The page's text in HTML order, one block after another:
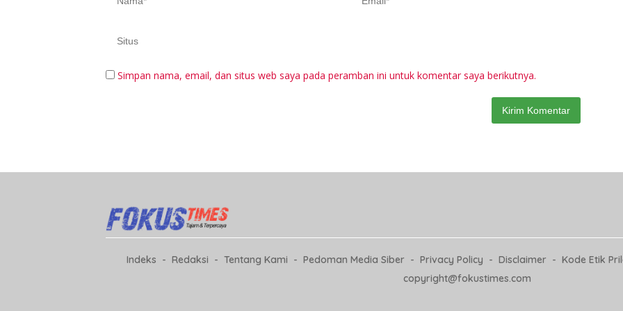
Simpan nama, email, dan situs web saya pada peramban ini untuk komentar saya berikutnya.
Indeks Redaksi Tentang Kami Pedoman Media Siber Privacy Policy Disclaimer Kode Etik
copyright@fokustimes.com